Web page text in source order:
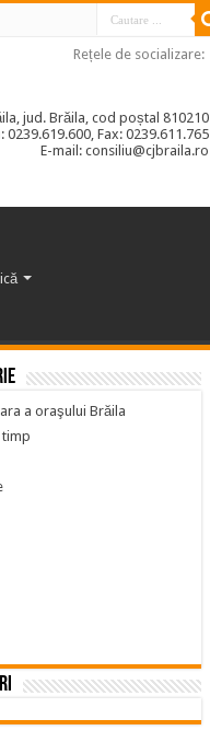
Rețele de socializare:
jud. Brăila, cod poștal 810210
0239.619.600, Fax: 0239.611.765
E-mail: consiliu@cjbraila.ro
a oraşului Brăila
timp